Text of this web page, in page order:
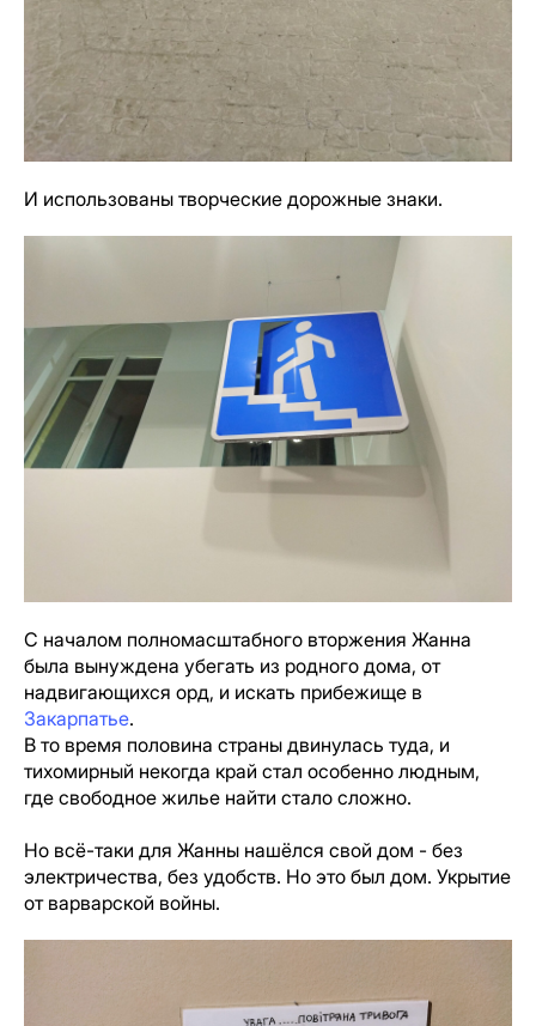
И использованы творческие дорожные знаки.
С началом полномасштабного вторжения Жанна
была вынуждена убегать из родного дома, от
надвигающихся орд, и искать прибежище в
Закарпатье.
В то время половина страны двинулась туда, и
тихомирный некогда край стал особенно людным,
где свободное жилье найти стало сложно.
Но всё-таки для Жанны нашёлся свой дом - без
электричества, без удобств. Но это был дом. Укрытие
от варварской войны.